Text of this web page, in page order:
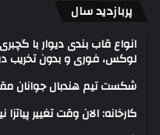
پربازدید سال
انواع قاب بندی دیوار با
لوکس، فوری و بدون تخریب
شکست تیم هندبال جوانان
کارخانه: الان وقت تغییر